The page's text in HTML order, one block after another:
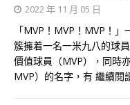
2022 年 11 月 05 日
「MVP！MVP！MVP！
簇擁着一名一米九八的球
價值球員（MVP），同時
MVP）的名字，有 繼續閱